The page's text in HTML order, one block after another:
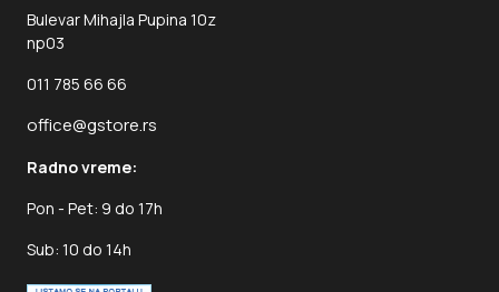
Bulevar Mihajla Pupina 10z
np03
011 785 66 66
office@gstore.rs
Radno vreme:
Pon - Pet: 9 do 17h
Sub: 10 do 14h